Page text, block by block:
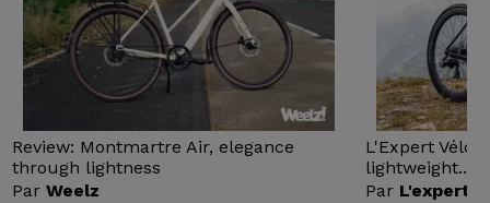
Review: Montmartre Air, elegance
through lightness
ParWeelz
L'Expert Vélo
lightweight...
Par L'expert